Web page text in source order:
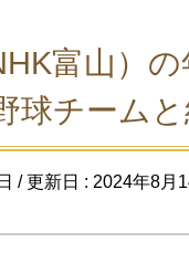
富山）
球チームと
/ 更新日 : 2024年8月